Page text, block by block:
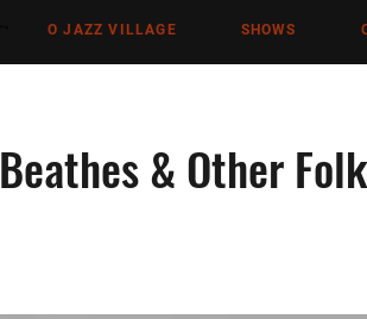
O JAZZ VILLAGE SHOWS
Beathes & Other